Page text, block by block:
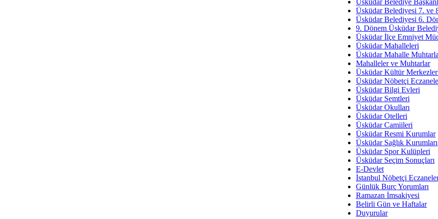
İmar Sorunlarının Genel
Arakan
Bayramın
Ruhsal
Üsküdar
Üsküdar Belediye
Üsküdar Belediyesi 7. ve
Üsküdar Belediyesi 6.
9. Dönem Üsküdar
Üsküdar İlçe Emniyet
Üsküdar Mahalleleri
Üsküdar Mahalle
Mahalleler ve Muhtarlar
Üsküdar Kültür
Üsküdar Nöbetçi
Üsküdar Bilgi Evleri
Üsküdar Semtleri
Üsküdar Okulları
Üsküdar Otelleri
Üsküdar Camiileri
Üsküdar Resmi Kurumlar
Üsküdar Sağlık Kurumları
Üsküdar Spor Kulüpleri
Üsküdar Seçim Sonuçları
E-Devlet
İstanbul Nöbetçi
Günlük Burç Yorumları
Ramazan İmsakiyesi
Belirli Gün ve Haftalar
Duyurular